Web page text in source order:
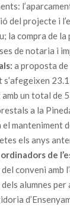
del projecte i
la compra de la
de notaria i
a proposta
s’afegeixen
un total de
a la
manteniment
els anys
de
conveni amb
alumnes per